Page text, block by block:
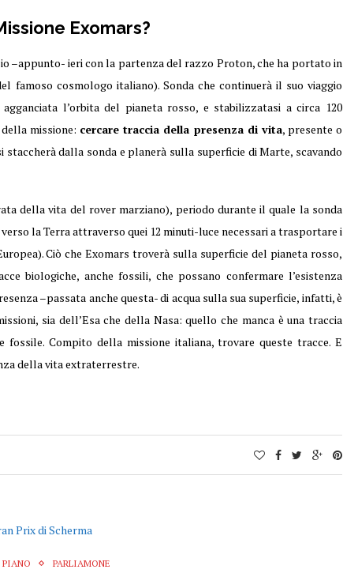
Exomars?
–appunto- ieri con la partenza del razzo Proton, che ha portato in
famoso cosmologo italiano). Sonda che continuerà il suo viaggio
l’orbita del pianeta rosso, e stabilizzatasi a circa 120
missione: cercare traccia della presenza di vita, presente o
staccherà dalla sonda e planerà sulla superficie di Marte, scavando
della vita del rover marziano), periodo durante il quale la sonda
la Terra attraverso quei 12 minuti-luce necessari a trasportare i
Ciò che Exomars troverà sulla superficie del pianeta rosso,
biologiche, anche fossili, che possano confermare l’esistenza
–passata anche questa- di acqua sulla sua superficie, infatti, è
sia dell’Esa che della Nasa: quello che manca è una traccia
fossile. Compito della missione italiana, trovare queste tracce. E
della vita extraterrestre.
PARLIAMONE